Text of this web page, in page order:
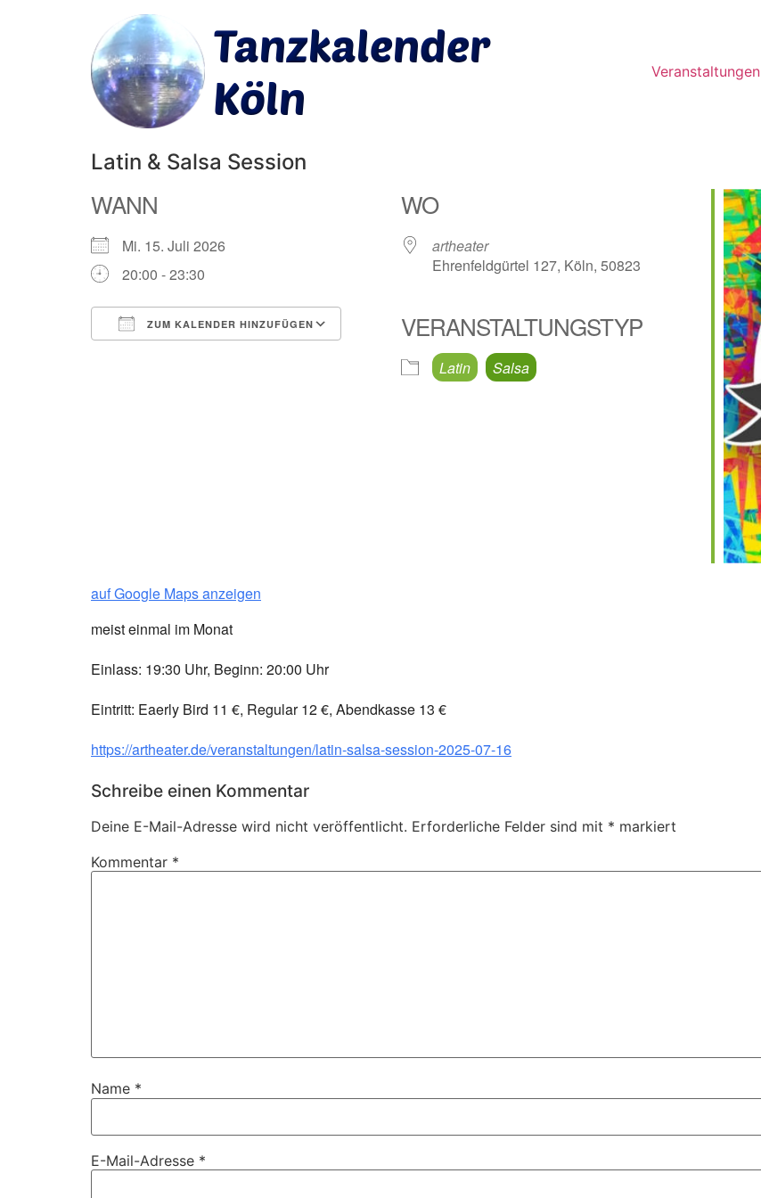
Veranstaltungen
Latin & Salsa Session
WANN
Mi. 15. Juli 2026
20:00 - 23:30
ZUM KALENDER HINZUFÜGEN
Google Kalender
WO
artheater
Ehrenfeldgürtel 127, Köln, 50823
VERANSTALTUNGSTYP
Latin Salsa
auf Google Maps anzeigen
meist einmal im Monat
Einlass: 19:30 Uhr, Beginn: 20:00 Uhr
Eintritt: Eaerly Bird 11 €, Regular 12 €, Abendkasse 13 €
https://artheater.de/veranstaltungen/latin-salsa-session-2025-07-16
Schreibe einen Kommentar
Deine E-Mail-Adresse wird nicht veröffentlicht. Erforderliche Felder sind mit * markiert
Kommentar *
Name *
E-Mail-Adresse *